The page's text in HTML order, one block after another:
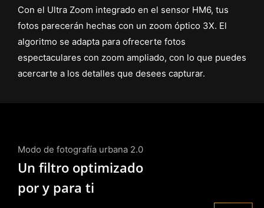
La tecnología NonaPixel Plus mejora la entrada de la
luz en un 123 % con respecto al sensor HM2 de
Samsung. Incluso si hay poca luz, con realme 9 tus
fotos tendrán la exposición adecuada, el color exacto,
el mínimo ruido y un fantástico rango dinámico.
Modo de fotografía urbana 2.0
Un filtro optimizado
por y para ti